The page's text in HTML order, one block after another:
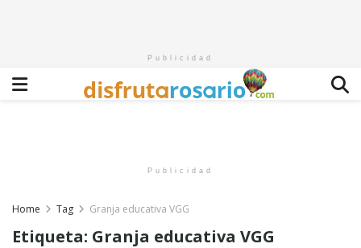
Publicidad
Publicidad
Home Tag Granja educativa VGG
Etiqueta: Granja educativa VGG